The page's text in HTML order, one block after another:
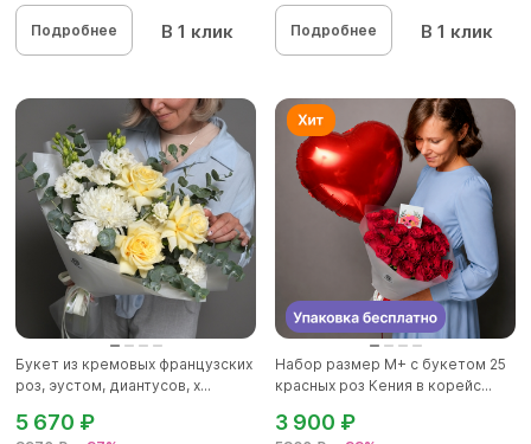
Подробнее В 1 клик Подробнее В 1 клик
Букет из кремовых французских
роз, эустом, диантусов, х...
5 670 ₽
Набор размер М+ с букетом 25
красных роз Кения в корейс...
3 900 ₽